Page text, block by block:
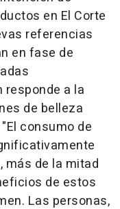
en El Corte
referencias
en fase de
responde a la
de belleza
consumo de
más de la mitad
de estos
Las personas,